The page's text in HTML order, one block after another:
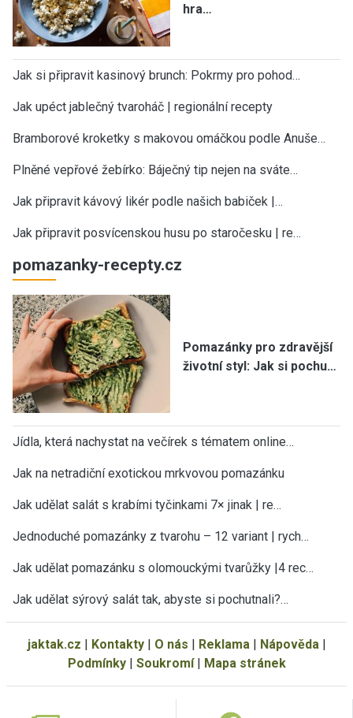
hra…
Jak si připravit kasinový brunch: Pokrmy pro pohod…
Jak upéct jablečný tvaroháč | regionální recepty
Bramborové kroketky s makovou omáčkou podle Anuše…
Plněné vepřové žebírko: Báječný tip nejen na sváte…
Jak připravit kávový likér podle našich babiček |…
Jak připravit posvícenskou husu po staročesku | re…
pomazanky-recepty.cz
Pomazánky pro zdravější
životní styl: Jak si pochu…
Jídla, která nachystat na večírek s tématem online…
Jak na netradiční exotickou mrkvovou pomazánku
Jak udělat salát s krabími tyčinkami 7× jinak | re…
Jednoduché pomazánky z tvarohu – 12 variant | rych…
Jak udělat pomazánku s olomouckými tvarůžky |4 rec…
Jak udělat sýrový salát tak, abyste si pochutnali?…
jaktak.cz | Kontakty| O nás | Reklama| Nápověda|
Podmínky| Soukromí| Mapa stránek